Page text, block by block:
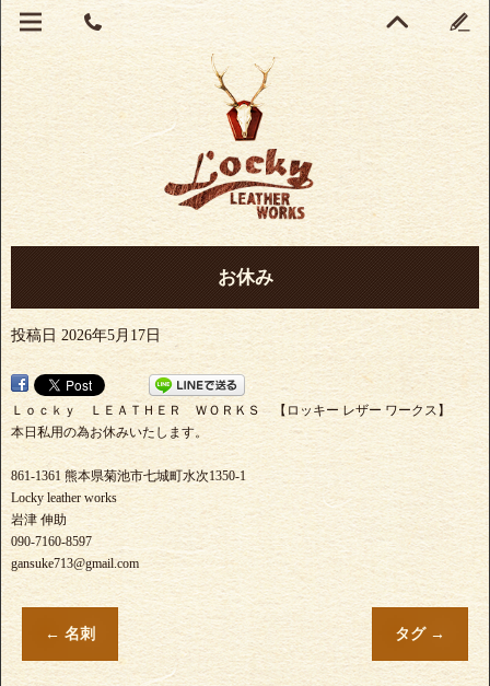
お休み
投稿日 2026年5月17日
Ｌｏｃｋｙ ＬＥＡＴＨＥＲ ＷＯＲＫＳ 【ロッキー レザー ワークス】
本日私用の為お休みいたします。
861-1361 熊本県菊池市七城町水次1350-1
Locky leather works
岩津 伸助
090-7160-8597
gansuke713@gmail.com
← 名刺 タグ →